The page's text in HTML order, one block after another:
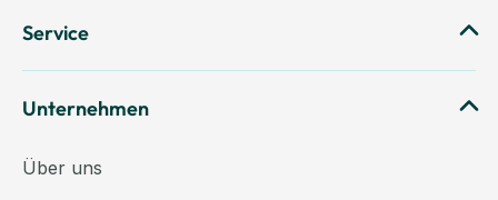
Service
Unternehmen
Über uns